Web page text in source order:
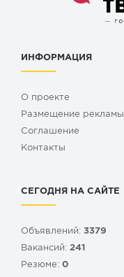
ИНФОРМАЦИЯ
О проекте
Размещение рекламы
Cоглашение
Контакты
СЕГОДНЯ НА САЙТЕ
Объявлений: 3379
Вакансий: 241
Резюме: 0